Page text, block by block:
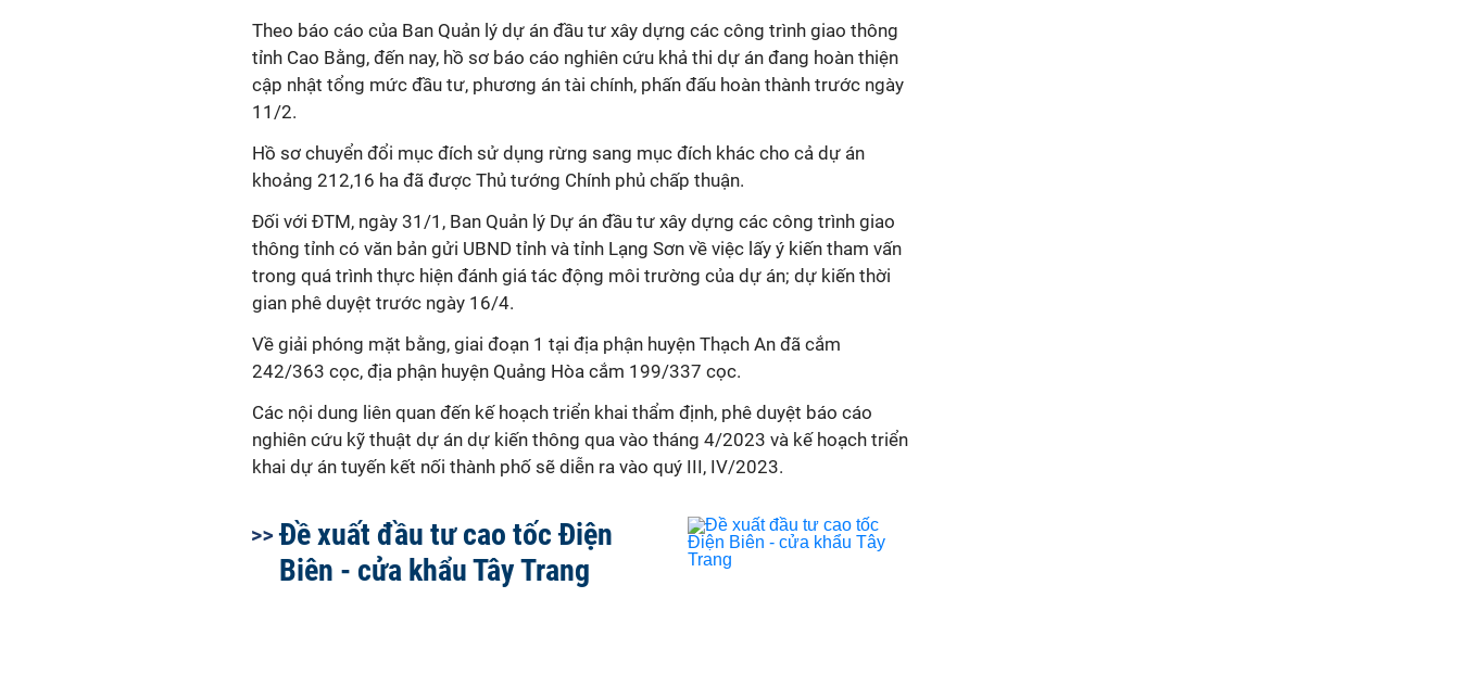
Theo báo cáo của Ban Quản lý dự án đầu tư xây dựng các công trình giao thông
tỉnh Cao Bằng, đến nay, hồ sơ báo cáo nghiên cứu khả thi dự án đang hoàn thiện
cập nhật tổng mức đầu tư, phương án tài chính, phấn đấu hoàn thành trước ngày
11/2.
Hồ sơ chuyển đổi mục đích sử dụng rừng sang mục đích khác cho cả dự án
khoảng 212,16 ha đã được Thủ tướng Chính phủ chấp thuận.
Đối với ĐTM, ngày 31/1, Ban Quản lý Dự án đầu tư xây dựng các công trình giao
thông tỉnh có văn bản gửi UBND tỉnh và tỉnh Lạng Sơn về việc lấy ý kiến tham vấn
trong quá trình thực hiện đánh giá tác động môi trường của dự án; dự kiến thời
gian phê duyệt trước ngày 16/4.
Về giải phóng mặt bằng, giai đoạn 1 tại địa phận huyện Thạch An đã cắm
242/363 cọc, địa phận huyện Quảng Hòa cắm 199/337 cọc.
Các nội dung liên quan đến kế hoạch triển khai thẩm định, phê duyệt báo cáo
nghiên cứu kỹ thuật dự án dự kiến thông qua vào tháng 4/2023 và kế hoạch triển
khai dự án tuyến kết nối thành phố sẽ diễn ra vào quý III, IV/2023.
Đề xuất đầu tư cao tốc Điện
Biên - cửa khẩu Tây Trang